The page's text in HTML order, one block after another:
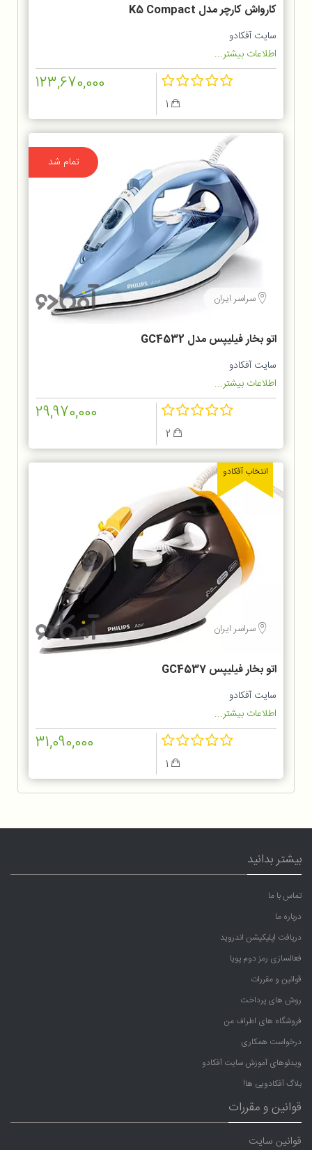
کارواش کارچر مدل K5 Compact
سایت آفکادو
اطلاعات بیشتر...
123,670,000
تمام شد
سراسر ایران
اتو بخار فیلیپس مدل GC4532
سایت آفکادو
اطلاعات بیشتر...
29,970,000
انتخاب آفکادو
سراسر ایران
اتو بخار فیلیپس GC4537
سایت آفکادو
اطلاعات بیشتر...
31,090,000
بیشتر بدانید
تماس با ما
درباره ما
دریافت اپلیکیشن اندروید
فعالسازی رمز دوم پویا
قوانین و مقررات
روش های پرداخت
فروشگاه های اطراف من
درخواست همکاری
ویدئوهای آموزش سایت آفکادو
بلاگ آفکادویی ها!
قوانین و مقررات
قوانین سایت